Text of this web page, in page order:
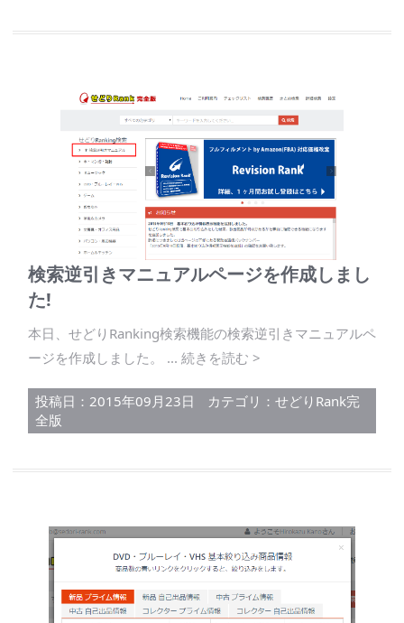
検索逆引きマニュアルページを作成しまし
た!
本日、せどりRanking検索機能の検索逆引きマニュアルペ
ージを作成しました。 ... 続きを読む >
投稿日：2015年09月23日 カテゴリ： せどりRank完
全版